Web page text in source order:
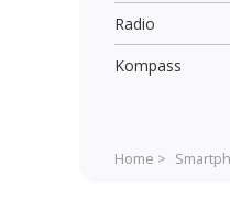
Radio
Kompass
Home >